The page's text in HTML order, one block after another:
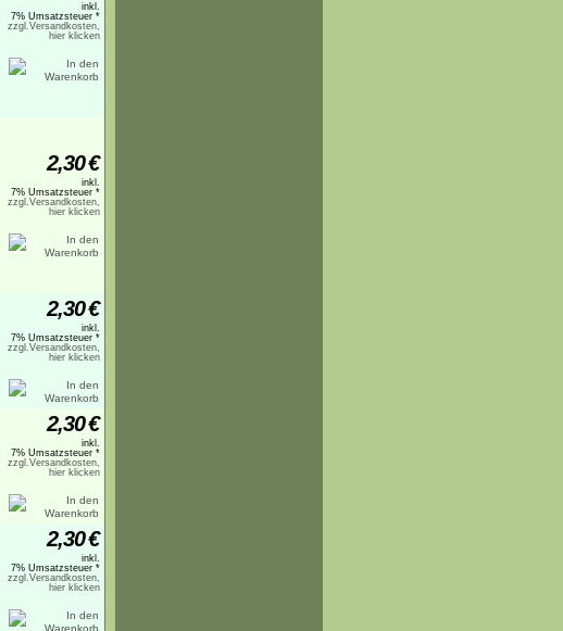
inkl.
7% Umsatzsteuer *
zzgl.Versandkosten,
hier klicken
2,30€
inkl.
7% Umsatzsteuer *
zzgl.Versandkosten,
hier klicken
2,30€
inkl.
7% Umsatzsteuer *
zzgl.Versandkosten,
hier klicken
2,30€
inkl.
7% Umsatzsteuer *
zzgl.Versandkosten,
hier klicken
2,30€
inkl.
7% Umsatzsteuer *
zzgl.Versandkosten,
hier klicken